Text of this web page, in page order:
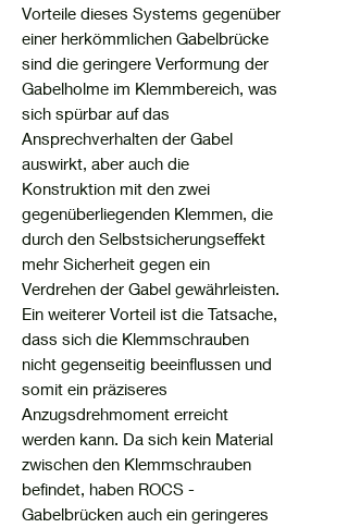
Vorteile dieses Systems gegenüber
einer herkömmlichen Gabelbrücke
sind die geringere Verformung der
Gabelholme im Klemmbereich, was
sich spürbar auf das
Ansprechverhalten der Gabel
auswirkt, aber auch die
Konstruktion mit den zwei
gegenüberliegenden Klemmen, die
durch den Selbstsicherungseffekt
mehr Sicherheit gegen ein
Verdrehen der Gabel gewährleisten.
Ein weiterer Vorteil ist die Tatsache,
dass sich die Klemmschrauben
nicht gegenseitig beeinflussen und
somit ein präziseres
Anzugsdrehmoment erreicht
werden kann. Da sich kein Material
zwischen den Klemmschrauben
befindet, haben ROCS -
Gabelbrücken auch ein geringeres